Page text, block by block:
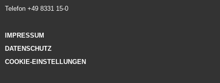
Telefon +49 8331 15-0
IMPRESSUM
DATENSCHUTZ
COOKIE-EINSTELLUNGEN